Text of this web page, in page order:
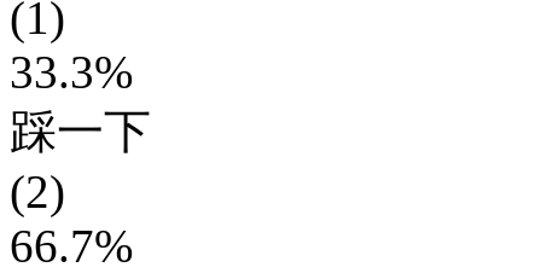
(1)
33.3%
踩一下
(2)
66.7%